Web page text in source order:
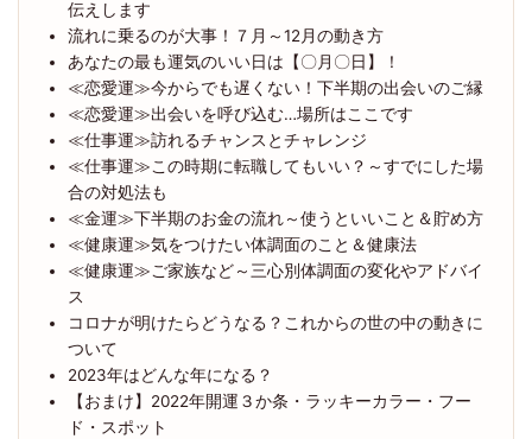
伝えします
流れに乗るのが大事！７月～12月の動き方
あなたの最も運気のいい日は【〇月〇日】！
≪恋愛運≫今からでも遅くない！下半期の出会いのご縁
≪恋愛運≫出会いを呼び込む…場所はここです
≪仕事運≫訪れるチャンスとチャレンジ
≪仕事運≫この時期に転職してもいい？～すでにした場
合の対処法も
≪金運≫下半期のお金の流れ～使うといいこと＆貯め方
≪健康運≫気をつけたい体調面のこと＆健康法
≪健康運≫ご家族など～三心別体調面の変化やアドバイ
ス
コロナが明けたらどうなる？これからの世の中の動きに
ついて
2023年はどんな年になる？
【おまけ】2022年開運３か条・ラッキーカラー・フー
ド・スポット